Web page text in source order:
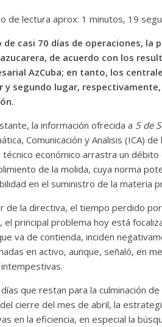
de lectura aprox: 1 minutos, 19
de casi 70 días de operaciones,
de acuerdo con los
AzCuba; en tanto, los
y segundo lugar,
la información ofrecida a 5 de
Comunicación y Analisis (ICA)
técnico económico arrastra un
de la molida, cuya norma
en el suministro de la materia
de la directiva, el tiempo perdido
el principal problema hoy está
va de contienda, inciden
en activo, aunque, señaló, en
días que restan para la culminación
cierre del mes de abril, la
en la eficiencia, en especial la